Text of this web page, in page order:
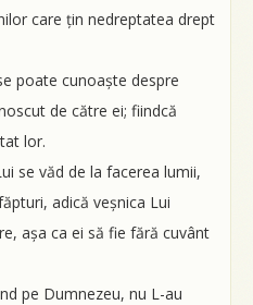
care țin nedreptatea drept
poate cunoaște despre
de către ei; fiindcă
lor.
se văd de la facerea lumii,
adică veșnica Lui
așa ca ei să fie fără cuvânt
pe Dumnezeu, nu L-au